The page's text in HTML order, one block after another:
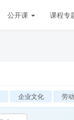
公开课 课程专
企业文化 劳